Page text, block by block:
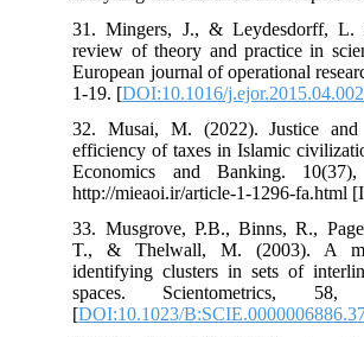
31. Mingers, J., & Leydesdorff,
review of theory and practice in
European journal of operational
1-19. [DOI:10.1016/
32. Musai, M. (2022). Justice
efficiency of taxes in Islamic
Economics and Banking.
http://mieaoi.ir/article-1-1296-fa.html
33. Musgrove, P.B., Binns, R.,
T., & Thelwall, M. (2003). A
identifying clusters in sets of
spaces. Scientometrics, 58,
[DOI:10.1023/